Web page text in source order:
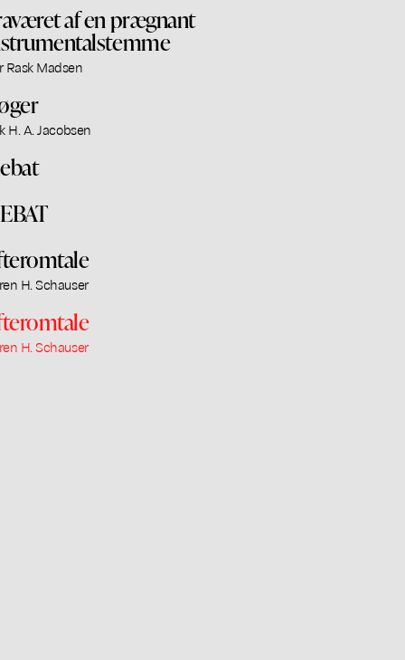
af en prægnant
Rask Madsen
H. A. Jacobsen
H. Schauser
H. Schauser